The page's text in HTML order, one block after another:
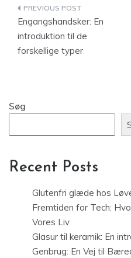
Engangshandsker: En
introduktion til de
forskellige typer
Søg
Recent Posts
Glutenfri glæde hos
Fremtiden for Tech:
Vores Liv
Glasur til keramik: En
Genbrug: En Vej til